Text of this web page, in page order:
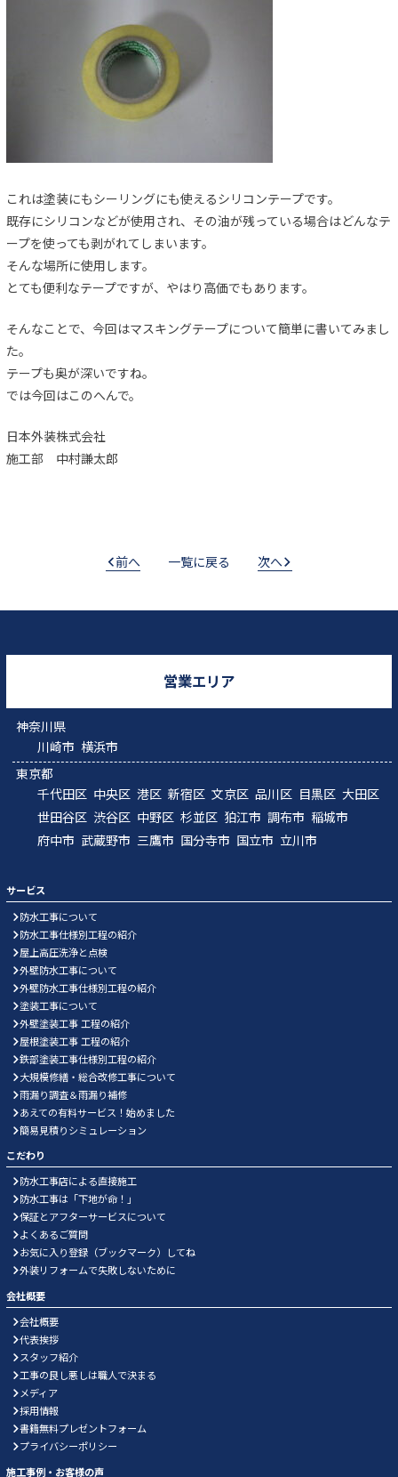
これは塗装にもシーリングにも使えるシリコンテープです。
既存にシリコンなどが使用され、その油が残っている場合はどんなテ
ープを使っても剥がれてしまいます。
そんな場所に使用します。
とても便利なテープですが、やはり高価でもあります。
そんなことで、今回はマスキングテープについて簡単に書いてみまし
た。
テープも奥が深いですね。
では今回はこのへんで。
日本外装株式会社
施工部 中村謙太郎
前へ 一覧に戻る 次へ
営業エリア
神奈川県
川崎市 横浜市
東京都
千代田区 中央区 港区 新宿区 文京区 品川区 目黒区 大田区
世田谷区 渋谷区 中野区 杉並区 狛江市 調布市 稲城市
府中市 武蔵野市 三鷹市 国分寺市 国立市 立川市
サービス
防水工事について
防水工事仕様別工程の紹介
屋上高圧洗浄と点検
外壁防水工事について
外壁防水工事仕様別工程の紹介
塗装工事について
外壁塗装工事 工程の紹介
屋根塗装工事 工程の紹介
鉄部塗装工事仕様別工程の紹介
大規模修繕・総合改修工事について
雨漏り調査＆雨漏り補修
あえての有料サービス！始めました
簡易見積りシミュレーション
こだわり
防水工事店による直接施工
防水工事は「下地が命！」
保証とアフターサービスについて
よくあるご質問
お気に入り登録（ブックマーク）してね
外装リフォームで失敗しないために
会社概要
会社概要
代表挨拶
スタッフ紹介
工事の良し悪しは職人で決まる
メディア
採用情報
書籍無料プレゼントフォーム
プライバシーポリシー
施工事例・お客様の声